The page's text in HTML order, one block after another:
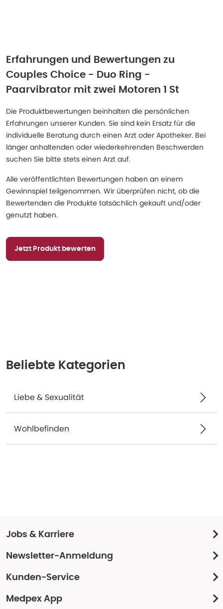
Erfahrungen und Bewertungen zu
Couples Choice - Duo Ring -
Paarvibrator mit zwei Motoren 1 St
Die Produktbewertungen beinhalten die persönlichen
Erfahrungen unserer Kunden. Sie sind kein Ersatz für die
individuelle Beratung durch einen Arzt oder Apotheker. Bei
länger anhaltenden oder wiederkehrenden Beschwerden
suchen Sie bitte stets einen Arzt auf.
Alle veröffentlichten Bewertungen haben an einem
Gewinnspiel teilgenommen. Wir überprüfen nicht, ob die
Bewertenden die Produkte tatsächlich gekauft und/oder
genutzt haben.
Jetzt Produkt bewerten
Beliebte Kategorien
Liebe & Sexualität
Wohlbefinden
Jobs & Karriere
Newsletter-Anmeldung
Kunden-Service
Medpex App